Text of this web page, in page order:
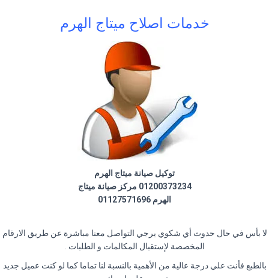
خدمات اصلاح ميتاج الهرم
توكيل صيانة ميتاج الهرم
01200373234 مركز صيانة ميتاج
الهرم 01127571696
لا بأس في حال حدوث أي شكوي يرجي التواصل معنا مباشرة عن طريق الارقام
المخصصة لإستقبال المكالمات و الطلبات .
بالطبع فأنت علي درجة عالية من الأهمية بالنسبة لنا تماما كما لو كنت عميل جديد